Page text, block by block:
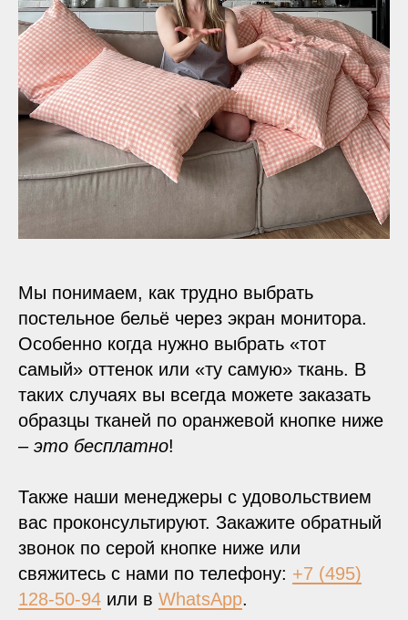
Мы понимаем, как трудно выбрать
постельное бельё через экран монитора.
Особенно когда нужно выбрать «тот
самый» оттенок или «ту самую» ткань. В
таких случаях вы всегда можете заказать
образцы тканей по оранжевой кнопке ниже
– это бесплатно!
Также наши менеджеры с удовольствием
вас проконсультируют. Закажите обратный
звонок по серой кнопке ниже или
свяжитесь с нами по телефону: +7 (495)
128-50-94 или в WhatsApp.